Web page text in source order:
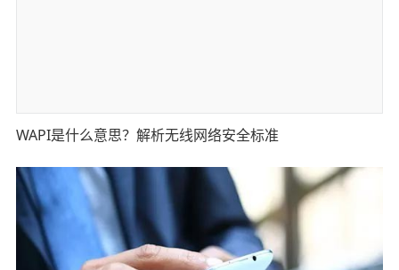
WAPI是什么意思？解析无线网络安全标准